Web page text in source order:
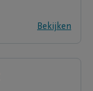
Bekijken